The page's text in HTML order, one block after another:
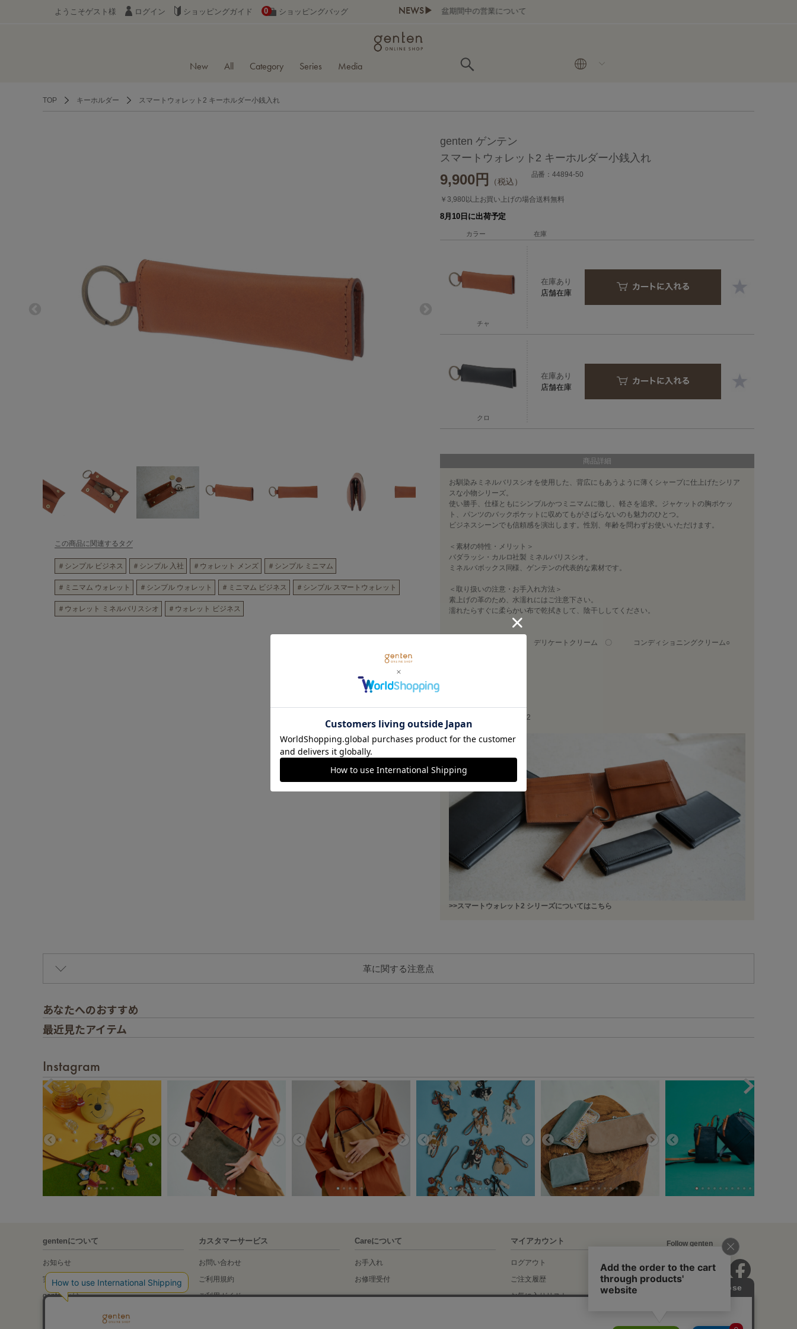
ようこそゲスト様 ログイン ショッピングガイド ショッピングバッグ
0 NEWS▶
New All Category Series Media
TOP キーホルダー スマートウォレット2 キーホルダー小銭入れ
この商品に関連するタグ
＃シンプル ビジネス ＃シンプル 入社 ＃ウォレット メンズ ＃シンプル ミニマム
＃ミニマム ウォレット ＃シンプル ウォレット ＃ミニマム ビジネス ＃シンプル スマートウォレット
＃ウォレット ミネルバリスシオ ＃ウォレット ビジネス
genten ゲンテン
スマートウォレット2 キーホルダー小銭入れ
9,900円 （税込）
品番：44894-50
￥3,980以上お買い上げの場合送料無料
8月10日に出荷予定
カラー 在庫
チャ
在庫あり
店舗在庫
クロ
在庫あり
店舗在庫
商品詳細
お馴染みミネルバリスシオを使用した、背広にもあうように薄くシャープに仕上げたシリア
スな小物シリーズ。
使い勝手、仕様ともにシンプルかつミニマムに徹し、軽さを追求。ジャケットの胸ポケッ
ト、パンツのバックポケットに収めてもがさばらないのも魅力のひとつ。
ビジネスシーンでも信頼感を演出します。性別、年齢を問わずお使いいただけます。
＜素材の特性・メリット＞
バダラッシ・カルロ社製 ミネルバリスシオ。
ミネルバボックス同様、ゲンテンの代表的な素材です。
＜取り扱いの注意・お手入れ方法＞
素上げの革のため、水濡れにはご注意下さい。
濡れたらすぐに柔らかい布で乾拭きして、陰干ししてください。
アメダス 〇 デリケートクリーム 〇 コンディショニングクリーム○
・重さ：20g
・小銭入れの仕切り数：2
>>スマートウォレット2 シリーズについてはこちら
革に関する注意点
あなたへのおすすめ
最近見たアイテム
Instagram
gentenについて
お知らせ
実店舗の紹介
gentenとは
カスタマーサービス
お問い合わせ
ご利用規約
ご利用ガイド
Careについて
お手入れ
お修理受付
マイアカウント
ログアウト
ご注文履歴
お気に入りリスト
Follow genten